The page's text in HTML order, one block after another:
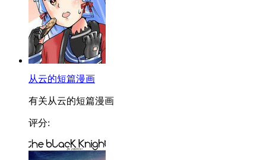
从云的短篇漫画
有关从云的短篇漫画
评分: